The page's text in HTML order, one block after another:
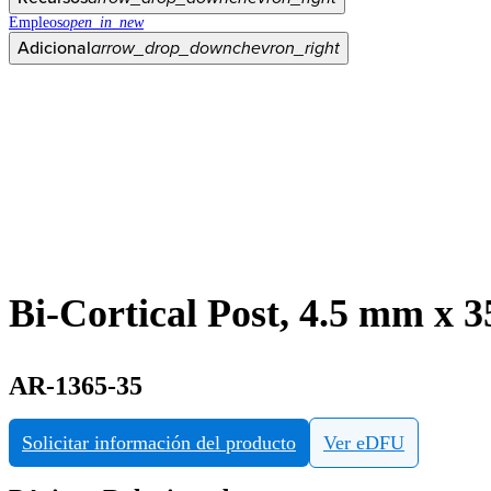
Empleosopen_in_new
Adicionalarrow_drop_downchevron_right
Bi-Cortical Post, 4.5 mm x
AR-1365-35
Solicitar información del producto Ver eDFU